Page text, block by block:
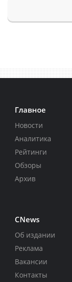
Главное
Новости
Аналитика
Рейтинги
Обзоры
Архив
CNews
Об издании
Реклама
Вакансии
Контакты